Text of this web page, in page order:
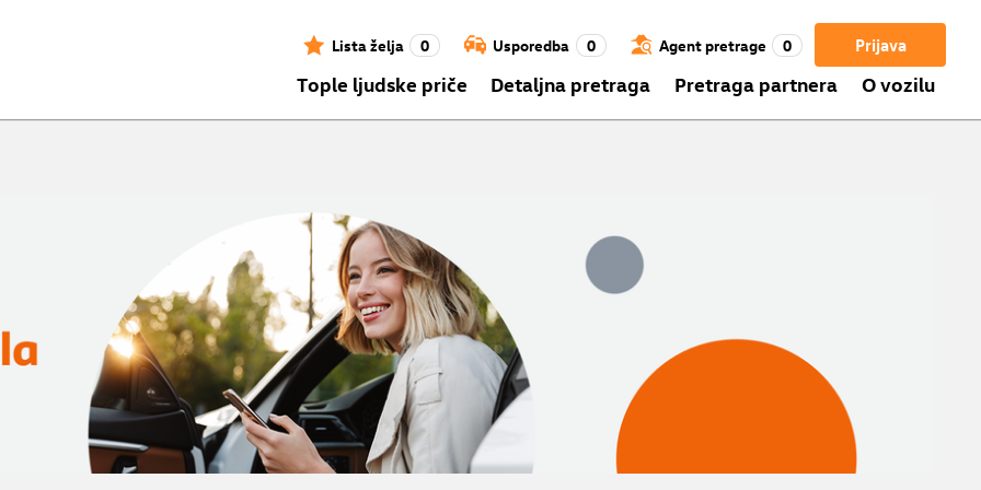
Prijava
Lista želja 0 Usporedba 0 Agent pretrage 0
Tople ljudske priče Detaljna pretraga Pretraga partnera O vozilu